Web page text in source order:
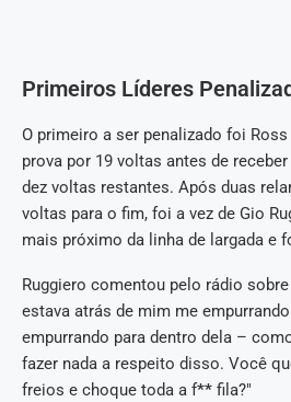
Primeiros Líderes
O primeiro a ser penalizado foi
prova por 19 voltas antes de
dez voltas restantes. Após duas
voltas para o fim, foi a vez de Gio
mais próximo da linha de largada e
Ruggiero comentou pelo rádio
estava atrás de mim me
empurrando para dentro dela –
fazer nada a respeito disso. Você
freios e choque toda a f** fila?"